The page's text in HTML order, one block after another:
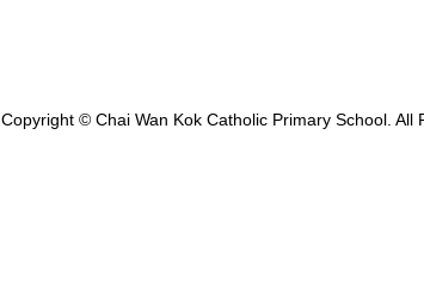
Copyright © Chai Wan Kok Catholic Primary School. All